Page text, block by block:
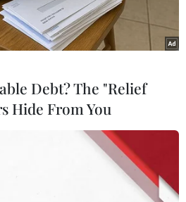
Debt? The "Relief
Hide From You